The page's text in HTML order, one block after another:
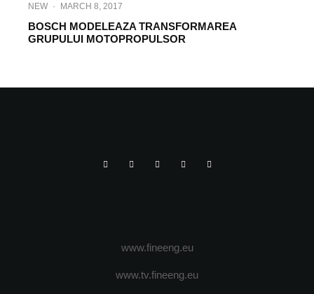
NEW · MARCH 8, 2017
BOSCH MODELEAZA TRANSFORMAREA
GRUPULUI MOTOPROPULSOR
www.fineeng.eu
www.tv.fineeng.eu